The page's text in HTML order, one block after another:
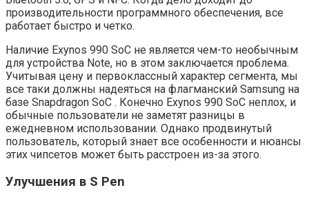
производительности программного обеспечения, все
работает быстро и четко.
Наличие Exynos 990 SoC не является чем-то необычным
для устройства Note, но в этом заключается проблема.
Учитывая цену и первоклассный характер сегмента, мы
все таки должны надеяться на флагманский Samsung на
базе Snapdragon SoC . Конечно Exynos 990 SoC неплох, и
обычные пользователи не заметят разницы в
ежедневном использовании. Однако продвинутый
пользователь, который знает все особенности и нюансы
этих чипсетов может быть расстроен из-за этого.
Улучшения в S Pen